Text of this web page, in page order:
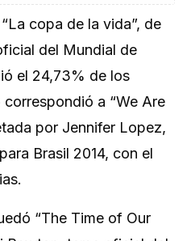
copa de la vida”, de
del Mundial de
el 24,73% de los
a “We Are
por Jennifer Lopez,
Brasil 2014, con el
“The Time of Our